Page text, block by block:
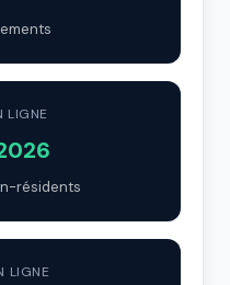
LIGNE
résidents
LIGNE